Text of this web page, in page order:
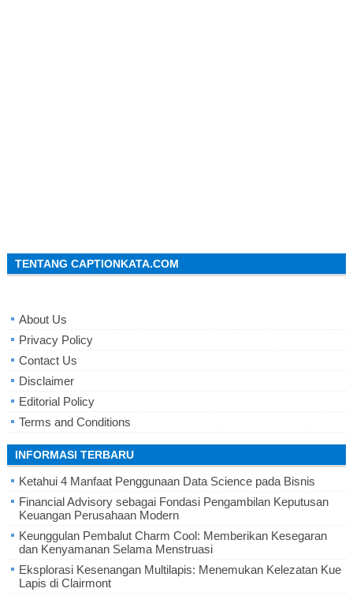
TENTANG CAPTIONKATA.COM
About Us
Privacy Policy
Contact Us
Disclaimer
Editorial Policy
Terms and Conditions
INFORMASI TERBARU
Ketahui 4 Manfaat Penggunaan Data Science pada Bisnis
Financial Advisory sebagai Fondasi Pengambilan Keputusan
Keuangan Perusahaan Modern
Keunggulan Pembalut Charm Cool: Memberikan Kesegaran
dan Kenyamanan Selama Menstruasi
Eksplorasi Kesenangan Multilapis: Menemukan Kelezatan Kue
Lapis di Clairmont